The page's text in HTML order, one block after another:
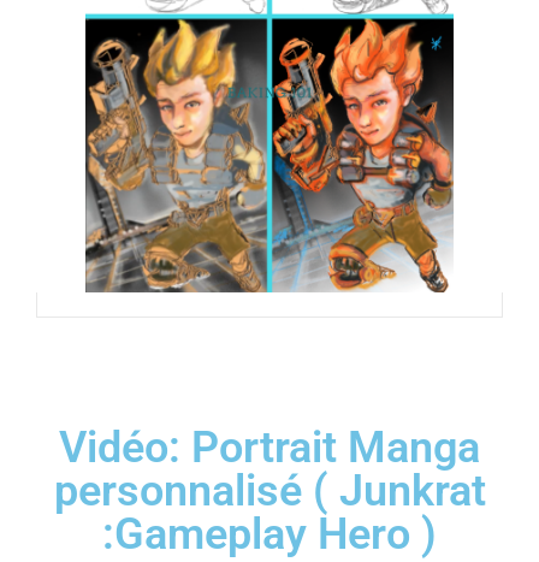
Vidéo: Portrait Manga
personnalisé ( Junkrat
:Gameplay Hero )